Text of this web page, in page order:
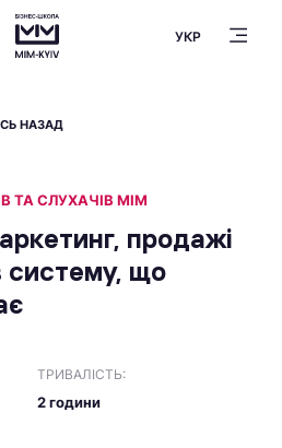
УКР
НАЗАД
ТА СЛУХАЧІВ МІМ
продажі
систему, що
ТРИВАЛІСТЬ:
2 години